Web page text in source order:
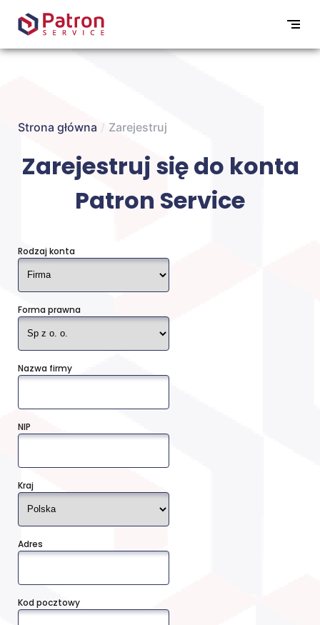
Strona główna / Zarejestruj
Zarejestruj się do konta
Patron Service
Rodzaj konta
Forma prawna
Nazwa firmy
NIP
Kraj
Adres
Kod pocztowy